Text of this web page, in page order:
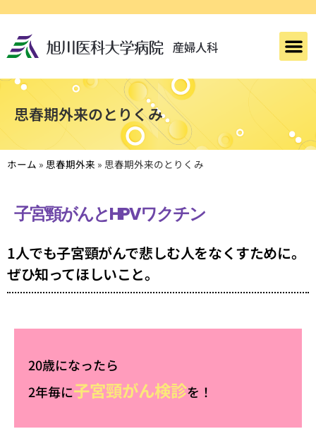
思春期外来のとりくみ
ホーム » 思春期外来 » 思春期外来のとりくみ
子宮頸がんとHPVワクチン
1人でも子宮頸がんで悲しむ人をなくすために。
ぜひ知ってほしいこと。
20歳になったら
2年毎に子宮頸がん検診を！